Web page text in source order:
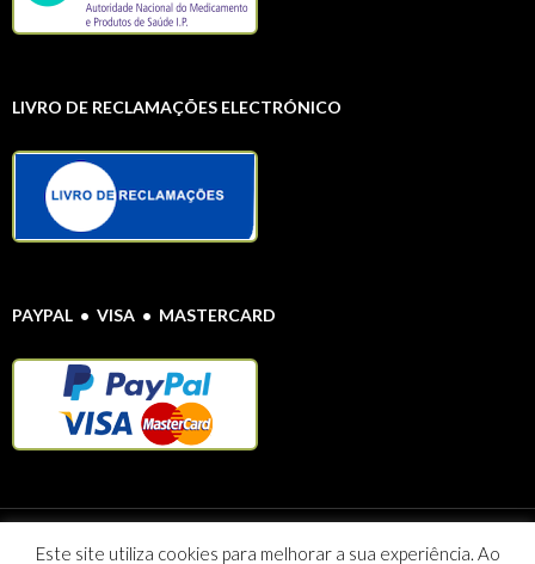
LIVRO DE RECLAMAÇÕES ELECTRÓNICO
PAYPAL • VISA • MASTERCARD
reservados
Este site utiliza cookies para melhorar a sua experiência. Ao